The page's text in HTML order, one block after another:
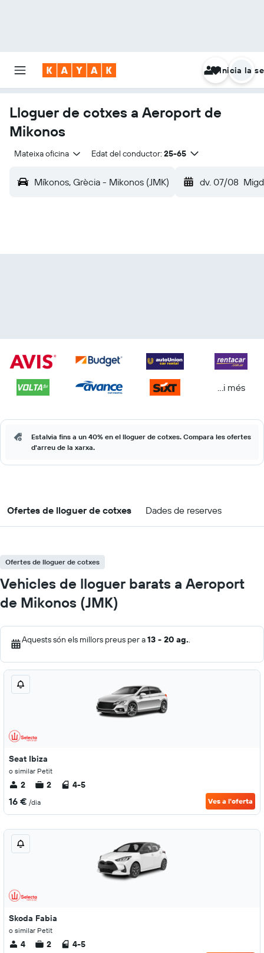
Inicia la
Lloguer de cotxes a Aeroport de
Mikonos
Mateixa oficina Edat del conductor: 25-65
Míkonos, Grècia - Mikonos (JMK) dv. 07/08
...i més
Estalvia fins a un 40% en el lloguer de cotxes. Compara les ofertes
d'arreu de la xarxa.
Ofertes de lloguer de cotxes Dades de reserves
Ofertes de lloguer de cotxes
Vehicles de lloguer barats a Aeroport
de Mikonos (JMK)
Aquests són els millors preus per a13 - 20 ag..
Seat Ibiza
o similar Petit
2 2 4-5
16 € /dia Ves a l'oferta
Skoda Fabia
o similar Petit
4 2 4-5